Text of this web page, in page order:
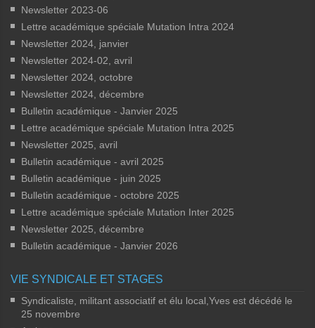
Newsletter 2023-06
Lettre académique spéciale Mutation Intra 2024
Newsletter 2024, janvier
Newsletter 2024-02, avril
Newsletter 2024, octobre
Newsletter 2024, décembre
Bulletin académique - Janvier 2025
Lettre académique spéciale Mutation Intra 2025
Newsletter 2025, avril
Bulletin académique - avril 2025
Bulletin académique - juin 2025
Bulletin académique - octobre 2025
Lettre académique spéciale Mutation Inter 2025
Newsletter 2025, décembre
Bulletin académique - Janvier 2026
VIE SYNDICALE ET STAGES
Syndicaliste, militant associatif et élu local,Yves est décédé le
25 novembre